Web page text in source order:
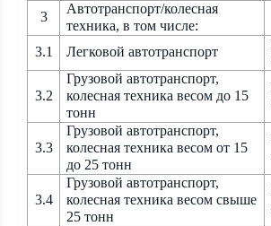
3
Автотранспорт/колесная
техника, в том числе:
3.1
Легковой автотранспорт
3.2
Грузовой автотранспорт,
колесная техника весом до 15
тонн
3.3
Грузовой автотранспорт,
колесная техника весом от 15
до 25 тонн
3.4
Грузовой автотранспорт,
колесная техника весом свыше
25 тонн